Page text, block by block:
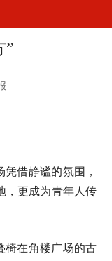
”
借静谧的氛围，
，更成为青年人传
椅在角楼广场的古